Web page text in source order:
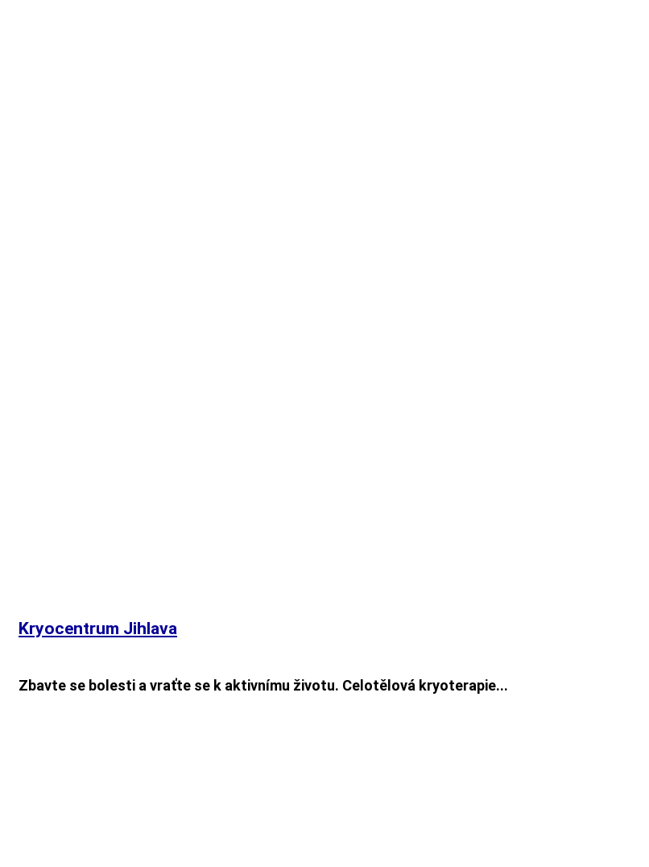
Kryocentrum Jihlava
Zbavte se bolesti a vraťte se k aktivnímu životu. Celotělová kryoterapie...